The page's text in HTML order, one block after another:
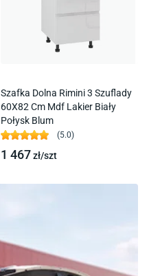
Szafka Dolna Rimini 3 Szuflady
60X82 Cm Mdf Lakier Biały
Połysk Blum
(5.0)
1 467zł/szt